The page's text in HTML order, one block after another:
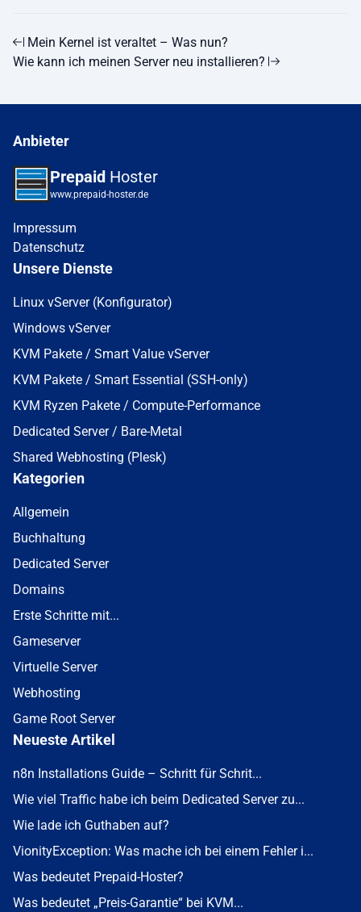
Mein Kernel ist veraltet – Was nun?
Wie kann ich meinen Server neu installieren?
Anbieter
Prepaid Hoster
www.prepaid-hoster.de
Impressum
Datenschutz
Unsere Dienste
Linux vServer (Konfigurator)
Windows vServer
KVM Pakete / Smart Value vServer
KVM Pakete / Smart Essential (SSH-only)
KVM Ryzen Pakete / Compute-Performance
Dedicated Server / Bare-Metal
Shared Webhosting (Plesk)
Kategorien
Allgemein
Buchhaltung
Dedicated Server
Domains
Erste Schritte mit...
Gameserver
Virtuelle Server
Webhosting
Game Root Server
Neueste Artikel
n8n Installations Guide – Schritt für Schrit...
Wie viel Traffic habe ich beim Dedicated Server zu...
Wie lade ich Guthaben auf?
VionityException: Was mache ich bei einem Fehler i...
Was bedeutet Prepaid-Hoster?
Was bedeutet „Preis-Garantie“ bei KVM...